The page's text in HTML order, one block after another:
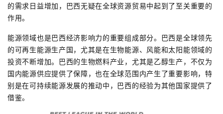
的需求日益增加，巴西无疑在全球资源贸易中起到了至关重要的
作用。
能源领域也是巴西经济影响力的重要组成部分。巴西是全球领先
的可再生能源生产国，尤其是在生物能源、风能和太阳能领域的
投资不断增加。巴西的生物燃料产业，尤其是乙醇生产，不仅为
国内能源供应提供了保障，也在全球范围内产生了重要影响，特
别是在可持续能源发展的推动中，巴西的经验为其他国家提供了
借鉴。